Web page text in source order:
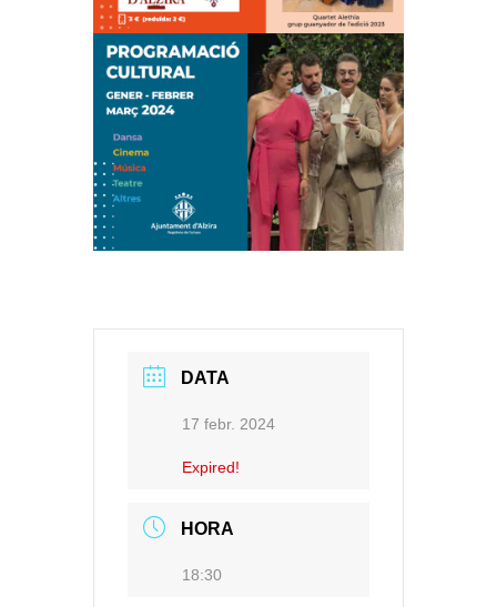
DATA
17 febr. 2024
Expired!
HORA
18:30